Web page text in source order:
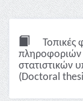
Τοπικές
πληροφοριών
στατιστικών
(Doctoral